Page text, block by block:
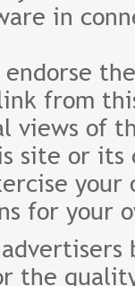
in
endorse
from
views of
site or its
for your
the